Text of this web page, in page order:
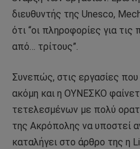
διευθυντής της Unesco,
ότι “οι πληροφορίες για
από… τρίτους”.
Συνεπώς, στις εργασίες
ακόμη και η ΟΥΝΕΣΚΟ
τετελεσμένων με πολύ
της Ακρόπολης να υποστεί
καταλήγει στο άρθρο της η